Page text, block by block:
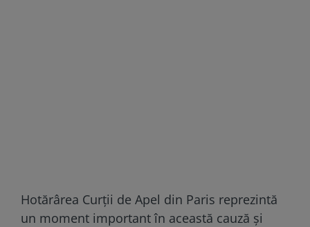
Hotărârea Curții de Apel din Paris reprezintă
un moment important în această cauză și